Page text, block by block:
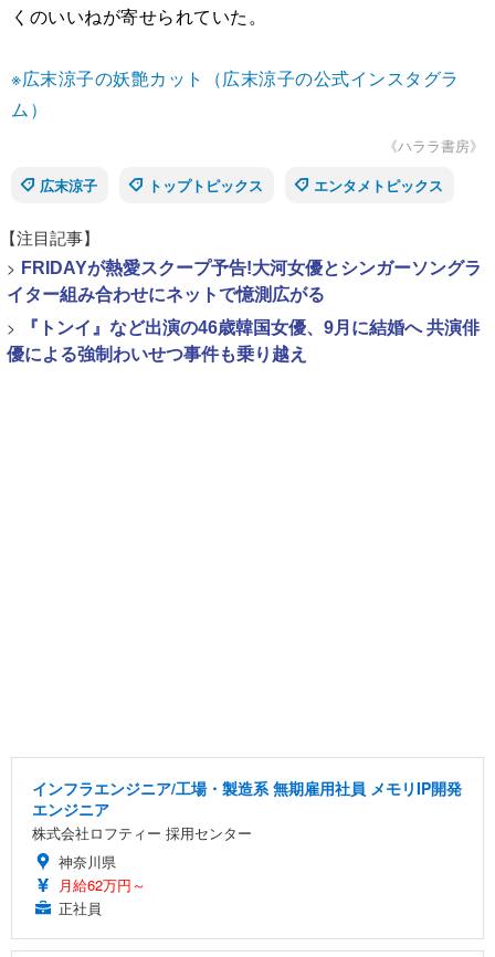
くのいいねが寄せられていた。
※広末涼子の妖艶カット（広末涼子の公式インスタグラ
ム）
《ハララ書房》
広末涼子
トップトピックス エンタメトピックス
【注目記事】
> FRIDAYが熱愛スクープ予告!大河女優とシンガーソングラ
イター組み合わせにネットで憶測広がる
>
『トンイ』など出演の46歳韓国女優、9月に結婚へ 共演俳
優による強制わいせつ事件も乗り越え
インフラエンジニア/工場・製造系 無期雇用社員 メモリIP開発
エンジニア
株式会社ロフティー 採用センター
神奈川県
月給62万円～
正社員